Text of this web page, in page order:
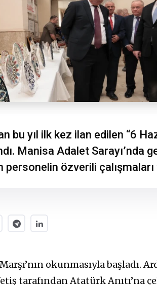
bu yıl ilk kez ilan edilen “6
Manisa Adalet Sarayı’nda
personelin özverili çalışmaları
okunmasıyla başladı.
tarafından Atatürk Anıtı’na